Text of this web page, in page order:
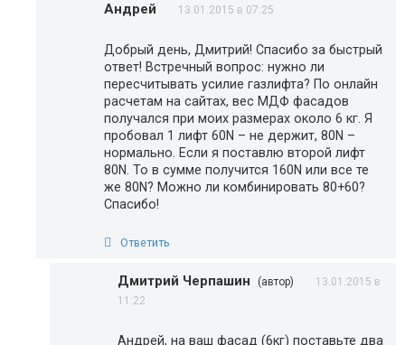
Андрей 13.01.2015 в 07:25
Добрый день, Дмитрий! Спасибо за быстрый
ответ! Встречный вопрос: нужно ли
пересчитывать усилие газлифта? По онлайн
расчетам на сайтах, вес МДФ фасадов
получался при моих размерах около 6 кг. Я
пробовал 1 лифт 60N – не держит, 80N –
нормально. Если я поставлю второй лифт
80N. То в сумме получится 160N или все те
же 80N? Можно ли комбинировать 80+60?
Спасибо!
Ответить
Дмитрий Черпашин (автор)
13.01.2015 в
11:22
Андрей, на ваш фасад (6кг) поставьте два